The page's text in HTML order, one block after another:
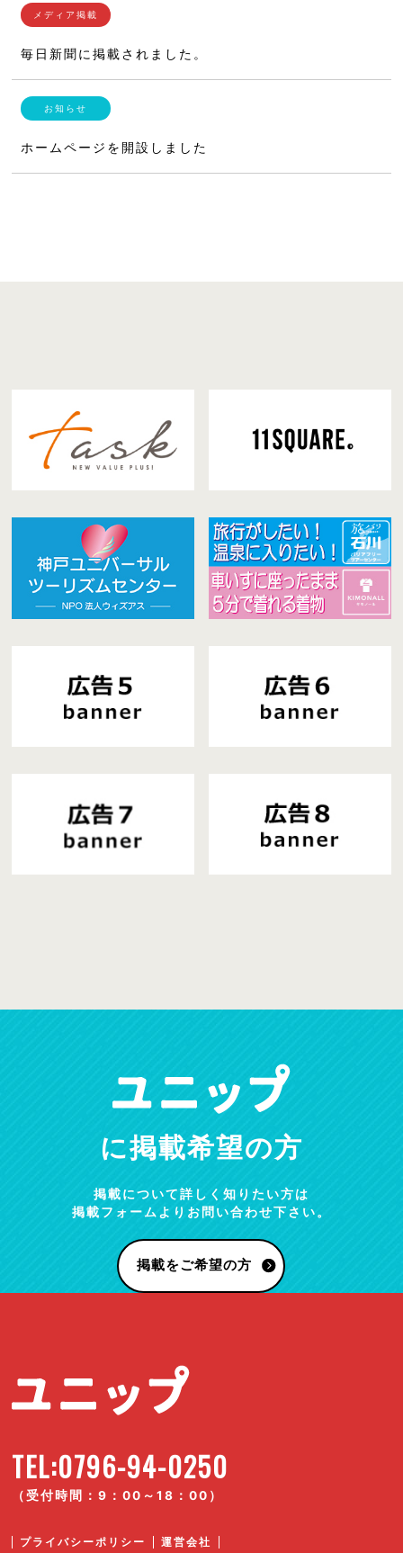
毎日新聞に掲載されました。
ホームページを開設しました
に掲載希望の方
掲載について詳しく知りたい方は
掲載フォームよりお問い合わせ下さい。
掲載をご希望の方
TEL:0796-94-0250
（受付時間：9：00～18：00）
プライバシーポリシー 運営会社